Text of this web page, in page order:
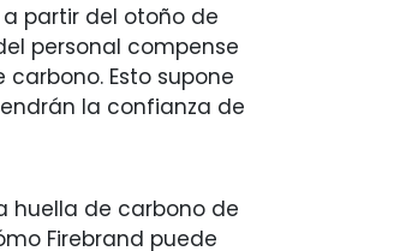
partir del otoño de
personal compense
Esto supone
la confianza de
huella de carbono de
Firebrand puede